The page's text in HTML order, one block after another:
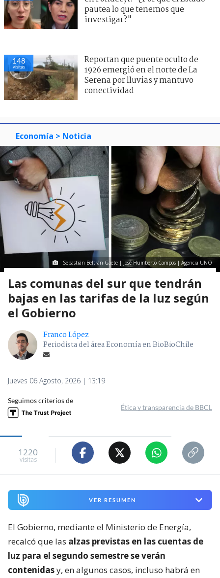
pautea lo que tenemos que
investigar?"
148
visitas
Reportan que puente oculto de
1926 emergió en el norte de La
Serena por lluvias y mantuvo
conectividad
Economía > Noticia
Sebastián Beltrán Gaete | José Humberto Campos | Agencia UNO
Las comunas del sur que tendrán
bajas en las tarifas de la luz según
el Gobierno
Franco López
Periodista del área Economía en BioBioChile
Jueves 06 Agosto, 2026 | 13:19
Seguimos criterios de
Ética y transparencia de BBCL
1220
visitas
VER RESUMEN
El Gobierno, mediante el Ministerio de Energía,
recalcó que las alzas previstas en las cuentas de
luz para el segundo semestre se verán
contenidasy, en algunos casos, incluso habrá en